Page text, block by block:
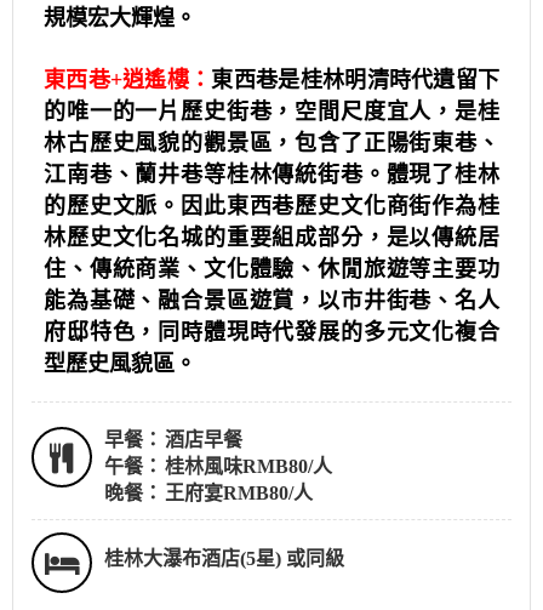
規模宏大輝煌。
東西巷+逍遙樓：東西巷是桂林明清時代遺留下
的唯一的一片歷史街巷，空間尺度宜人，是桂
林古歷史風貌的觀景區，包含了正陽街東巷、
江南巷、蘭井巷等桂林傳統街巷。體現了桂林
的歷史文脈。因此東西巷歷史文化商街作為桂
林歷史文化名城的重要組成部分，是以傳統居
住、傳統商業、文化體驗、休閒旅遊等主要功
能為基礎、融合景區遊賞，以市井街巷、名人
府邸特色，同時體現時代發展的多元文化複合
型歷史風貌區。
早餐： 酒店早餐
午餐： 桂林風味RMB80/人
晚餐： 王府宴RMB80/人
桂林大瀑布酒店(5星) 或同級